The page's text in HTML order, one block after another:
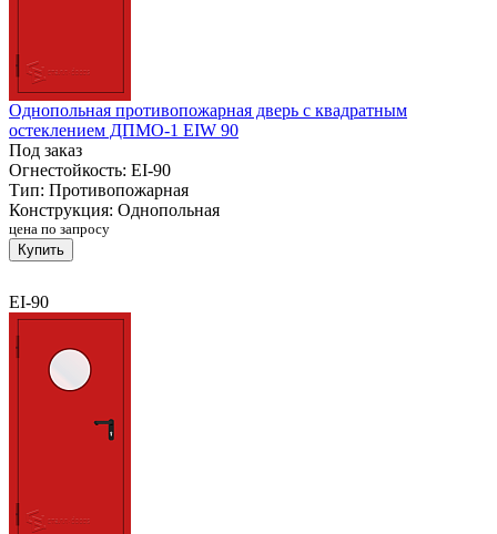
Однопольная противопожарная дверь с квадратным
остеклением ДПМО-1 EIW 90
Под заказ
Огнестойкость: EI-90
Тип: Противопожарная
Конструкция: Однопольная
цена по запросу
Купить
EI-90